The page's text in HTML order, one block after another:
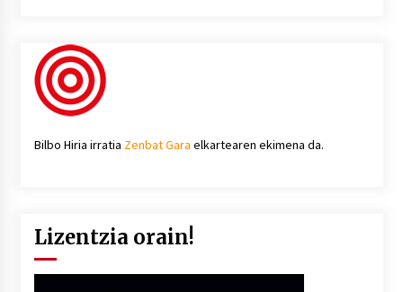
Bilbo Hiria irratia Zenbat Gara elkartearen ekimena da.
Lizentzia orain!